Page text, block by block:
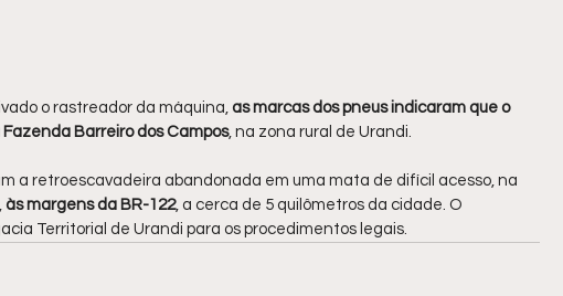
o rastreador da máquina, as marcas dos pneus indicaram que o
Barreiro dos Campos, na zona rural de Urandi.
a retroescavadeira abandonada em uma mata de difícil acesso, na
às margens da BR-122, a cerca de 5 quilômetros da cidade. O
Territorial de Urandi para os procedimentos legais.